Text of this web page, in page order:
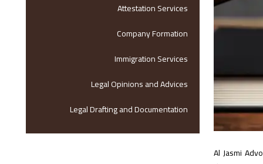
Al Jasmi
Attestation Services
Company Formation
Immigration Services
Legal Opinions and Advices
Legal Drafting and Documentation